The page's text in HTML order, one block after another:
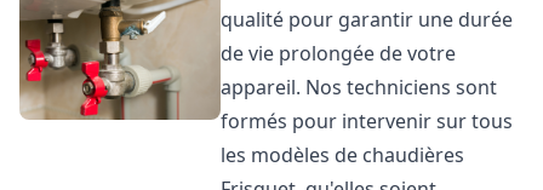
qualité pour garantir une durée
de vie prolongée de votre
appareil. Nos techniciens sont
formés pour intervenir sur tous
les modèles de chaudières